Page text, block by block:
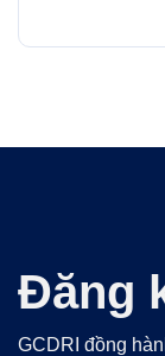
Đăng
GCDRI đồng